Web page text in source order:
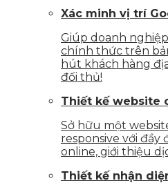
Xác minh vị trí
Giúp doanh
chính thức trên
hút khách hàng
đối thủ!
Thiết kế website
Sở hữu một
responsive với
online, giới thiệu
Thiết kế nhận